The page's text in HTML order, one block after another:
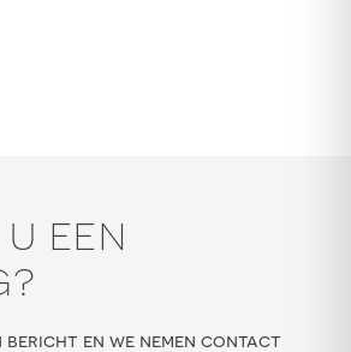
EEN
bericht en we nemen contact